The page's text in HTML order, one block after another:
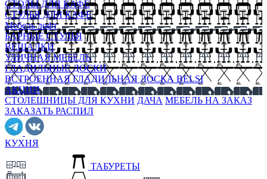
СТОЛЫ ДЛЯ КАФЕ
СТУЛЬЯ ДЛЯ КАФЕ
Мебель лофт
БАРНЫЕ СТУЛЬЯ
ВЕШАЛКИ
УЛИЧНАЯ МЕБЕЛЬ
ГЛАДИЛЬНЫЕ ДОСКИ
ВСТРОЕННАЯ ГЛАДИЛЬНАЯ ДОСКА BELSI
АКЦИИ
СТОЛЕШНИЦЫ ДЛЯ КУХНИ ДАЧА МЕБЕЛЬ НА ЗАКАЗ
ЗАКАЗАТЬ РАСПИЛ
КУХНЯ
ТАБУРЕТЫ